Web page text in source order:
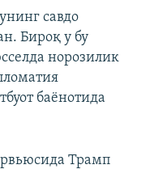
савдо
Бироқ у бу
норозилик
баёнотида
Трамп